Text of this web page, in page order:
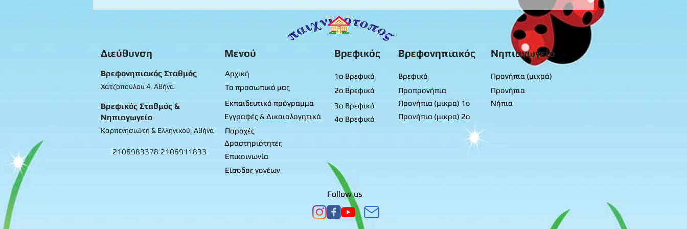
Διεύθυνση
Βρεφονηπιακός Σταθμός
Χατζοπούλου 4, Αθήνα
Βρεφικός Σταθμός &
Νηπιαγωγείο
Καρπενησιώτη & Ελληνικού, Αθήνα
2106983378 2106911833
Μενού Βρεφικός Βρεφονηπιακός Νηπιαγωγείο
Αρχική
Το προσωπικό μας
Εκπαιδευτικό πρόγραμμα
Εγγραφές & Δικαιολογητικά
1ο Βρεφικό
2ο Βρεφικό
3ο Βρεφικό
4ο Βρεφικό
Βρεφικό
Προπρονήπια
Προνήπια (μικρα) 1ο
Προνήπια (μικρα) 2ο
Προνήπια (μικρά)
Προνήπια
Νήπια
Παροχές
Δραστηριότητες
Επικοινωνία
Είσοδος γονέων
Follow us